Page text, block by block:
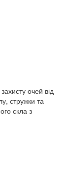
очей від
стружки та
скла з